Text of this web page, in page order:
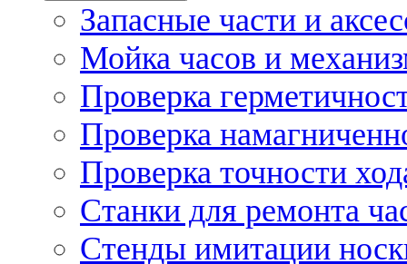
Запасные части и
Мойка часов и
Проверка
Проверка
Проверка точности
Станки для ремонта
Стенды имитации